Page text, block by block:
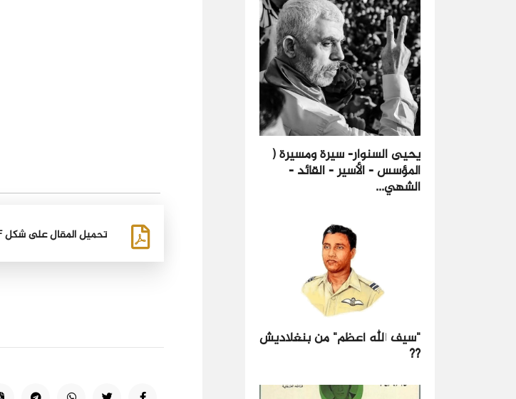
تحميل المقال على شكل PDF
يحيى السنوار- سيرة ومسيرة (
المؤسس - الأسير - القائد -
الشهي...
"سيف الله أعظم" من بنغلاديش
??